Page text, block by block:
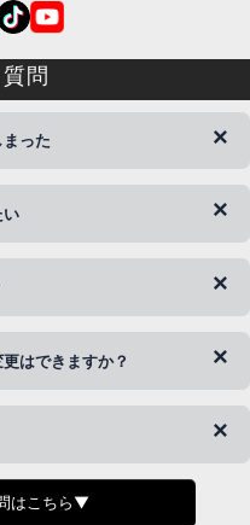
問
った
が可能です。
い
後以降のご連絡やキャンセル
が間に合わない場合は変更、
キャリア決済・おねだり決
はできますか？
。
しております。
はこちら▼